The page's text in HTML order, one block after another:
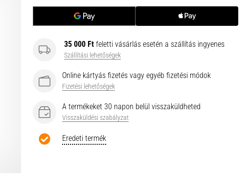
35 000 Ft feletti vásárlás esetén a szállítás ingyenes
Szállítási lehetőségek
Online kártyás fizetés vagy egyéb fizetési módok
Fizetési lehetőségek
A termékeket 30 napon belül visszaküldheted
Visszaküldési szabályzat
Eredeti termék